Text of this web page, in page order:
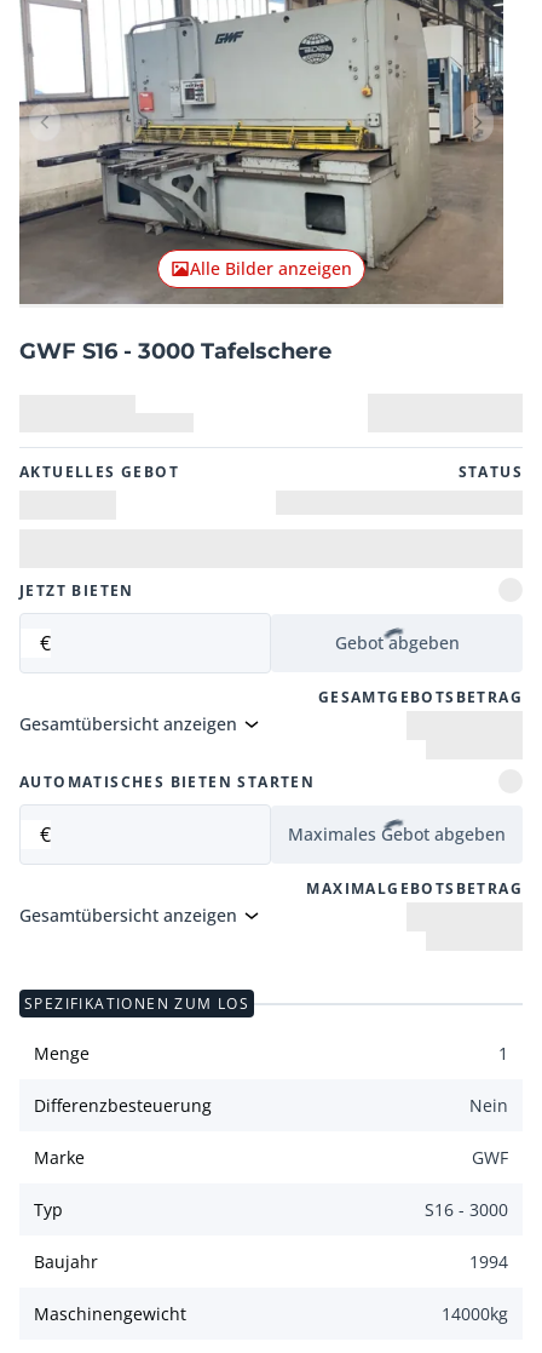
Vorheriger Artikel
Alle Bilder anzeigen
GWF S16 - 3000 Tafelschere
AKTUELLES GEBOT STATUS
JETZT BIETEN
€ Gebot abgeben
GESAMTGEBOTSBETRAG
Gesamtübersicht anzeigen
AUTOMATISCHES BIETEN STARTEN
€ Maximales Gebot abgeben
MAXIMALGEBOTSBETRAG
Gesamtübersicht anzeigen
SPEZIFIKATIONEN ZUM LOS
Menge 1
Differenzbesteuerung Nein
Marke GWF
Typ S16 - 3000
Baujahr 1994
Maschinengewicht 14000kg